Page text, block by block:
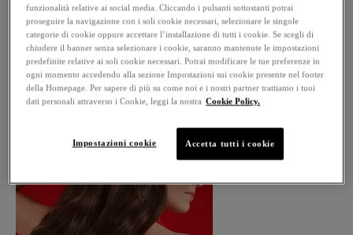
corpo. I peptidi pro-collagene aiutano a rinforzare
l'adesione dermo-epidermica del bulbo pilifero.
MODO D’USO
funzionalità relative ai social media. Cliccando i pulsanti sottostanti potrai
proseguire la navigazione con i soli cookie necessari, selezionare le singole
categorie di cookie oppure accettare l’installazione di tutti i cookie. Se scegli di
chiudere il banner senza selezionare i cookie, saranno mantenute le impostazioni
predefinite relative ai soli cookie necessari. Potrai modificare le tue preferenze in
ogni momento accedendo alla sezione Impostazioni sui cookie presente nel footer
della Homepage. Per sapere di più su come noi e i nostri partner trattiamo i tuoi
dati personali attraverso i Cookie, leggi la nostra Cookie Policy.
Impostazioni cookie Accetta tutti i cookie